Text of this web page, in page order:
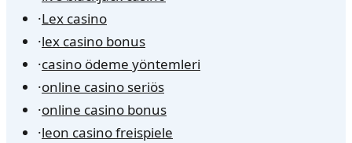
·Lex casino
·lex casino bonus
·casino ödeme yöntemleri
·online casino seriös
·online casino bonus
·leon casino freispiele